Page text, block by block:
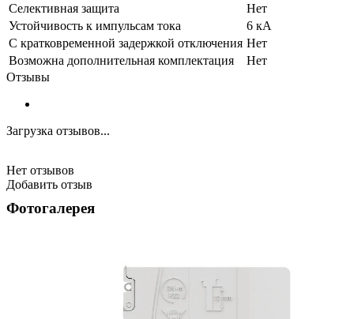
Селективная защита
Нет
Устойчивость к импульсам тока
6 кА
С кратковременной задержкой отключения Нет
Возможна дополнительная комплектация
Нет
Отзывы
Загрузка отзывов...
Нет отзывов
Добавить отзыв
Фотогалерея